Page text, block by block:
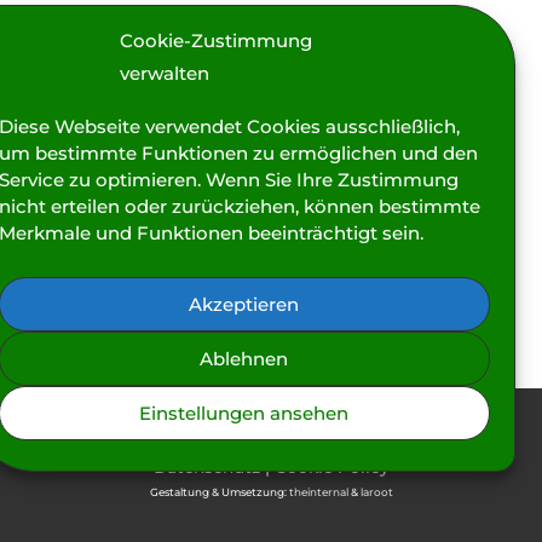
Cookie-Zustimmung
verwalten
Webseite verwendet Cookies ausschließlich,
bestimmte Funktionen zu ermöglichen und den
zu optimieren. Wenn Sie Ihre Zustimmung
erteilen oder zurückziehen, können bestimmte
und Funktionen beeinträchtigt sein.
Akzeptieren
Ablehnen
Einstellungen ansehen
Zur aktuellen Situation und den Hygienevorschriften: Das
entspricht den behördlichen Vorgaben. Gute Nachricht:
Ihr müsst beim Massieren keinen Mundschutz tragen und
könnt also entspannt durchatmen! Wenn ihr einen
Mundschutz tragen wollt – selbstverständlich gerne!
Mundschutz
Copyright © 2026Deistermassage.de|Impressum|
Datenschutz|Cookie Policy
Gestaltung & Umsetzung:theinternal&laroot